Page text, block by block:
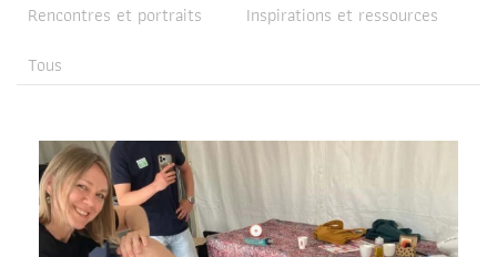
Rencontres et portraits
Inspirations et ressources
Tous